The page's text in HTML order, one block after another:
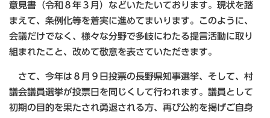
意見書（令和８年３月）などいたたいております。現状を踏
まえて、条例化等を着実に進めてまいります。このように、
会議だけでなく、様々な分野で多岐にわたる提言活動に取り
組まれたこと、改めて敬意を表さていただきます。
さて、今年は８月９日投票の長野県知事選挙、そして、村
議会議員選挙が投票日を同じくして行われます。議員として
初期の目的を果たされ勇退される方、再び公約を掲げご自身